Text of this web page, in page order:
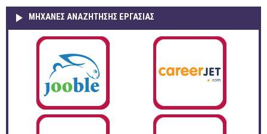
ΜΗΧΑΝΕΣ ΑΝΑΖΗΤΗΣΗΣ ΕΡΓΑΣΙΑΣ